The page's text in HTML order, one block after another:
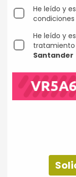
He leído y
condiciones
He leído y
tratamiento
Santander